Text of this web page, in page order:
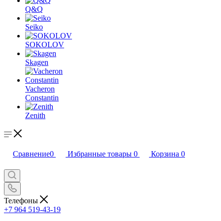
Q&Q
Seiko
SOKOLOV
Skagen
Vacheron
Constantin
Zenith
Сравнение0 Избранные товары 0 Корзина 0
Телефоны
+7 964 519-43-19